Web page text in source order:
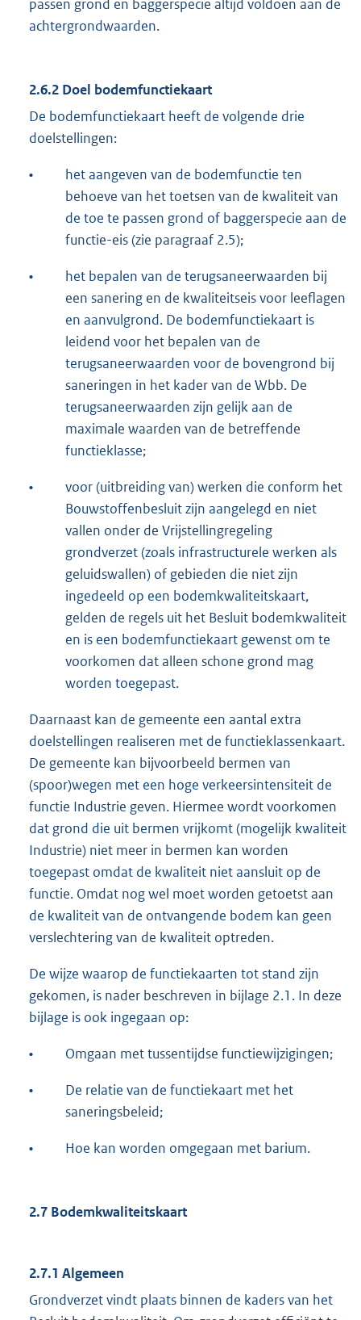
passen grond en baggerspecie altijd voldoen aan de
achtergrondwaarden.
2.6.2 Doel bodemfunctiekaart
De bodemfunctiekaart heeft de volgende drie
doelstellingen:
•
het aangeven van de bodemfunctie ten
behoeve van het toetsen van de kwaliteit van
de toe te passen grond of baggerspecie aan de
functie-eis (zie paragraaf 2.5);
•
het bepalen van de terugsaneerwaarden bij
een sanering en de kwaliteitseis voor leeflagen
en aanvulgrond. De bodemfunctiekaart is
leidend voor het bepalen van de
terugsaneerwaarden voor de bovengrond bij
saneringen in het kader van de Wbb. De
terugsaneerwaarden zijn gelijk aan de
maximale waarden van de betreffende
functieklasse;
•
voor (uitbreiding van) werken die conform het
Bouwstoffenbesluit zijn aangelegd en niet
vallen onder de Vrijstellingregeling
grondverzet (zoals infrastructurele werken als
geluidswallen) of gebieden die niet zijn
ingedeeld op een bodemkwaliteitskaart,
gelden de regels uit het Besluit bodemkwaliteit
en is een bodemfunctiekaart gewenst om te
voorkomen dat alleen schone grond mag
worden toegepast.
Daarnaast kan de gemeente een aantal extra
doelstellingen realiseren met de functieklassenkaart.
De gemeente kan bijvoorbeeld bermen van
(spoor)wegen met een hoge verkeersintensiteit de
functie Industrie geven. Hiermee wordt voorkomen
dat grond die uit bermen vrijkomt (mogelijk kwaliteit
Industrie) niet meer in bermen kan worden
toegepast omdat de kwaliteit niet aansluit op de
functie. Omdat nog wel moet worden getoetst aan
de kwaliteit van de ontvangende bodem kan geen
verslechtering van de kwaliteit optreden.
De wijze waarop de functiekaarten tot stand zijn
gekomen, is nader beschreven in bijlage 2.1. In deze
bijlage is ook ingegaan op:
• Omgaan met tussentijdse functiewijzigingen;
•
De relatie van de functiekaart met het
saneringsbeleid;
• Hoe kan worden omgegaan met barium.
2.7 Bodemkwaliteitskaart
2.7.1 Algemeen
Grondverzet vindt plaats binnen de kaders van het